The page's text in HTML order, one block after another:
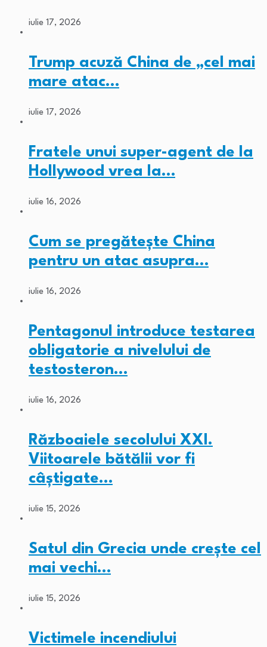
iulie 17, 2026
Trump acuză China de „cel mai
mare atac…
iulie 17, 2026
Fratele unui super-agent de la
Hollywood vrea la…
iulie 16, 2026
Cum se pregătește China
pentru un atac asupra…
iulie 16, 2026
Pentagonul introduce testarea
obligatorie a nivelului de
testosteron…
iulie 16, 2026
Războaiele secolului XXI.
Viitoarele bătălii vor fi
câștigate…
iulie 15, 2026
Satul din Grecia unde crește cel
mai vechi…
iulie 15, 2026
Victimele incendiului